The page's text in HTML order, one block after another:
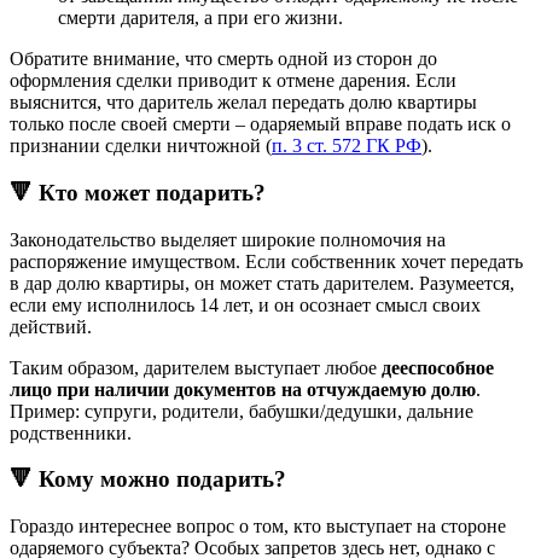
смерти дарителя, а при его жизни.
Обратите внимание, что смерть одной из сторон до
оформления сделки приводит к отмене дарения. Если
выяснится, что даритель желал передать долю квартиры
только после своей смерти – одаряемый вправе подать иск о
признании сделки ничтожной (п. 3 ст. 572 ГК РФ).
🔻 Кто может подарить?
Законодательство выделяет широкие полномочия на
распоряжение имуществом. Если собственник хочет передать
в дар долю квартиры, он может стать дарителем. Разумеется,
если ему исполнилось 14 лет, и он осознает смысл своих
действий.
Таким образом, дарителем выступает любое дееспособное
лицо при наличии документов на отчуждаемую долю.
Пример: супруги, родители, бабушки/дедушки, дальние
родственники.
🔻 Кому можно подарить?
Гораздо интереснее вопрос о том, кто выступает на стороне
одаряемого субъекта? Особых запретов здесь нет, однако с